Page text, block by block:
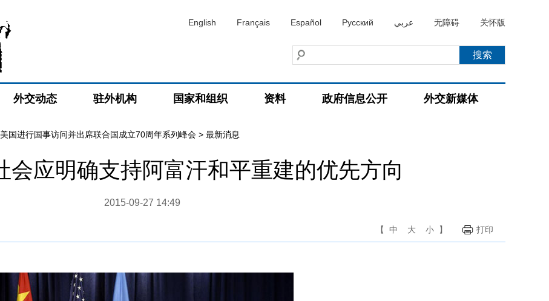
English Français Español Русский عربي 无障碍 关怀版
外交动态 驻外机构 国家和组织 资料 政府信息公开 外交新媒体
国进行国事访问并出席联合国成立70周年系列峰会 > 最新消息
会应明确支持阿富汗和平重建的优先方向
2015-09-27 14:49
【 中 大 小 】 打印